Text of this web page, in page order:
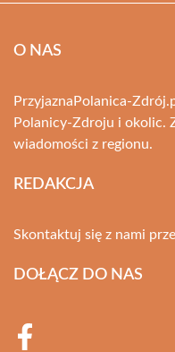
O NAS
PrzyjaznaPolanica-
Polanicy-Zdroju i okolic.
wiadomości z regionu.
REDAKCJA
Skontaktuj się z nami
DOŁĄCZ DO NAS